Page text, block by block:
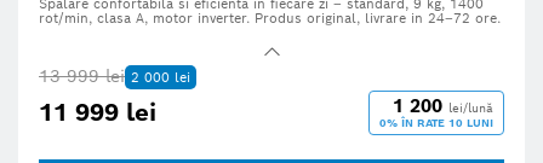
Spalare confortabila si eficienta in fiecare zi – standard, 9 kg, 1400
rot/min, clasa A, motor inverter. Produs original, livrare in 24–72 ore.
13 999 lei 2 000 lei
11 999 lei 1 200 lei/lună
0% ÎN RATE 10 LUNI